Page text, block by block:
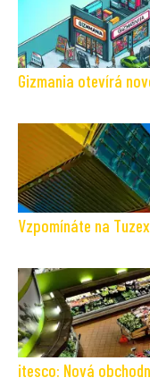
Gizmania otevírá
Vzpomínáte na
itesco: Nová